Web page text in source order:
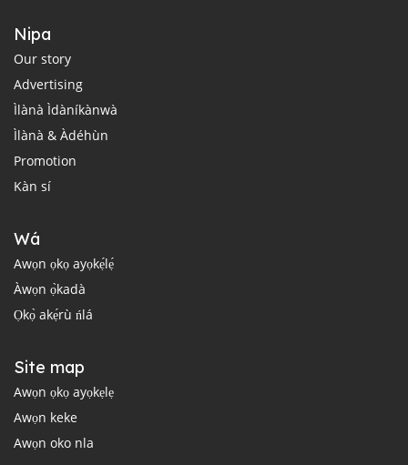
Nipa
Our story
Advertising
Ìlànà Ìdàníkànwà
Ìlànà & Àdéhùn
Promotion
Kàn sí
Wá
Awọn ọkọ ayọkẹ́lẹ́
Àwọn ọ̀kadà
Ọkọ̀ akẹ́rù ńlá
Site map
Awọn ọkọ ayọkẹlẹ
Awọn keke
Awọn oko nla